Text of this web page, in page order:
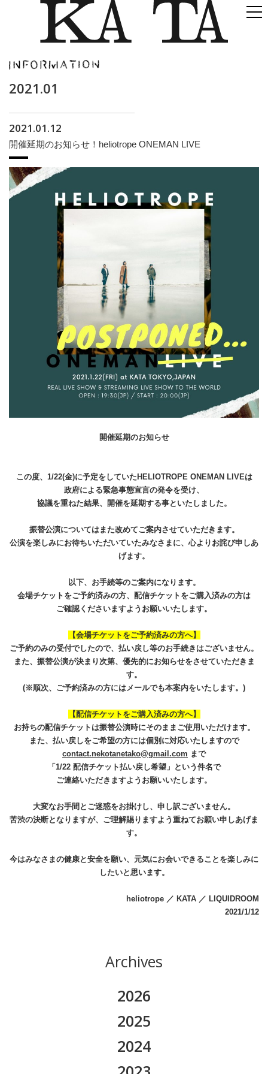
2021.01
2021.01.12
開催延期のお知らせ！heliotrope ONEMAN LIVE
開催延期のお知らせ
この度、1/22(金)に予定をしていたHELIOTROPE ONEMAN LIVEは
政府による緊急事態宣言の発令を受け、
協議を重ねた結果、開催を延期する事といたしました。
振替公演についてはまた改めてご案内させていただきます。
公演を楽しみにお待ちいただいていたみなさまに、心よりお詫び申しあ
げます。
以下、お手続等のご案内になります。
会場チケットをご予約済みの方、配信チケットをご購入済みの方は
ご確認くださいますようお願いいたします。
【会場チケットをご予約済みの方へ】
ご予約のみの受付でしたので、払い戻し等のお手続きはございません。
また、振替公演が決まり次第、優先的にお知らせをさせていただきま
す。
(※順次、ご予約済みの方にはメールでも本案内をいたします。)
【配信チケットをご購入済みの方へ】
お持ちの配信チケットは振替公演時にそのままご使用いただけます。
また、払い戻しをご希望の方には個別に対応いたしますので
contact.nekotanetako@gmail.com まで
「1/22 配信チケット払い戻し希望」という件名で
ご連絡いただきますようお願いいたします。
大変なお手間とご迷惑をお掛けし、申し訳ございません。
苦渋の決断となりますが、ご理解賜りますよう重ねてお願い申しあげま
す。
今はみなさまの健康と安全を願い、元気にお会いできることを楽しみに
したいと思います。
heliotrope ／ KATA ／ LIQUIDROOM
2021/1/12
Archives
2026
2026.08
2026.07
2025
2025.11
2025.10
2024
2024.12